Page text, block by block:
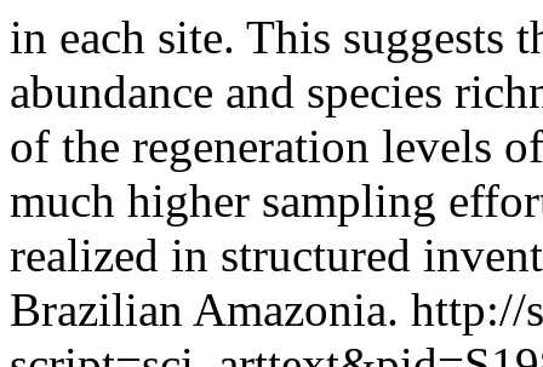
in each site. This suggests
abundance and species
of the regeneration levels
much higher sampling
realized in structured
Brazilian Amazonia. http://